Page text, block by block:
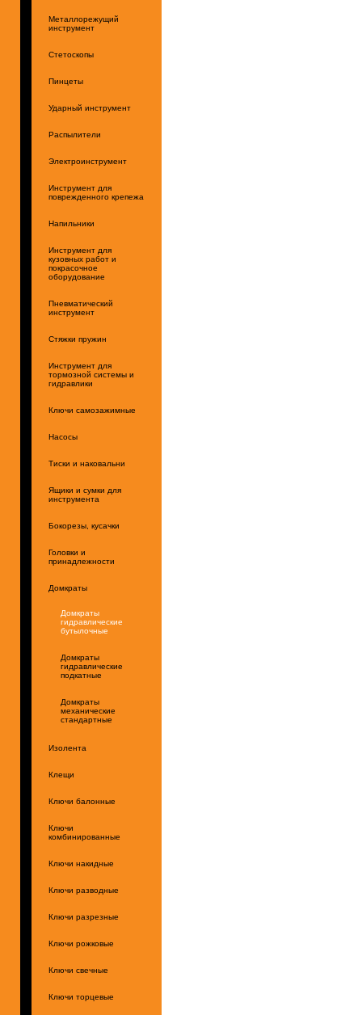
Металлорежущий
инструмент
Стетоскопы
Пинцеты
Ударный инструмент
Распылители
Электроинструмент
Инструмент для
поврежденного крепежа
Напильники
Инструмент для
кузовных работ и
покрасочное
оборудование
Пневматический
инструмент
Стяжки пружин
Инструмент для
тормозной системы и
гидравлики
Ключи самозажимные
Насосы
Тиски и наковальни
Ящики и сумки для
инструмента
Бокорезы, кусачки
Головки и
принадлежности
Домкраты
Домкраты
гидравлические
бутылочные
Домкраты
гидравлические
подкатные
Домкраты
механические
стандартные
Изолента
Клещи
Ключи балонные
Ключи
комбинированные
Ключи накидные
Ключи разводные
Ключи разрезные
Ключи рожковые
Ключи свечные
Ключи торцевые